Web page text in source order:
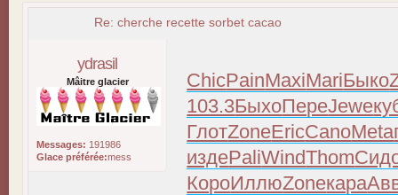
Re: cherche recette sorbet cacao
ydrasil
Mâitre glacier
Messages: 191986
Glace préférée:mess
ChicPainMaxiMariБыко
103.3БыхоПереJewe
ГлотZoneEricCanoMeta
издеPaliWindThom
КороИллюZoneкара